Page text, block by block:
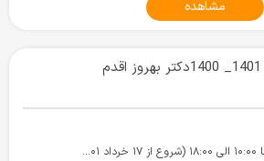
مشاهده
سه شنبه‌ها ۱۰:۰۰ الی ۱۸:۰۰ (شروع از ۱۷ خرداد ۱۴۰۱)